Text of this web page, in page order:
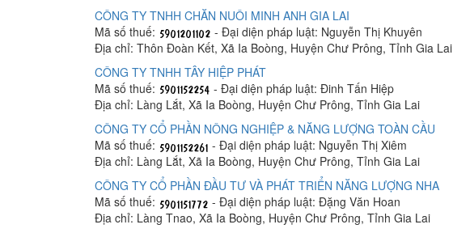
CÔNG TY TNHH CHĂN NUÔI MINH ANH GIA LAI
Mã số thuế:
- Đại diện pháp luật: Nguyễn Thị Khuyên
Địa chỉ: Thôn Đoàn Kết, Xã Ia Boòng, Huyện Chư Prông, Tỉnh Gia Lai
CÔNG TY TNHH TÂY HIỆP PHÁT
Mã số thuế:
- Đại diện pháp luật: Ðinh Tấn Hiệp
Địa chỉ: Làng Lắt, Xã Ia Boòng, Huyện Chư Prông, Tỉnh Gia Lai
CÔNG TY CỔ PHẦN NÔNG NGHIỆP & NĂNG LƯỢNG TOÀN CẦU
Mã số thuế:
- Đại diện pháp luật: Nguyễn Thị Xiêm
Địa chỉ: Làng Lắt, Xã Ia Boòng, Huyện Chư Prông, Tỉnh Gia Lai
CÔNG TY CỔ PHẦN ĐẦU TƯ VÀ PHÁT TRIỂN NĂNG LƯỢNG NHA
Mã số thuế:
- Đại diện pháp luật: Ðặng Văn Hoan
Địa chỉ: Làng Tnao, Xã Ia Boòng, Huyện Chư Prông, Tỉnh Gia Lai